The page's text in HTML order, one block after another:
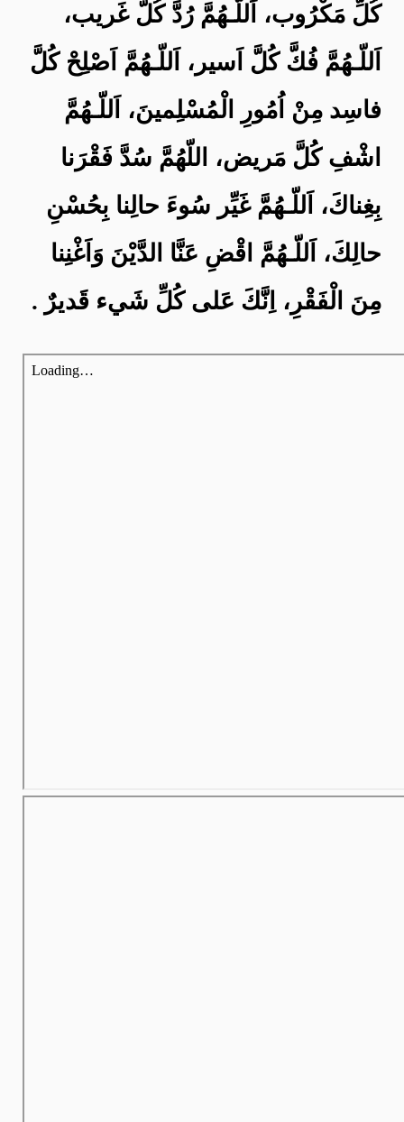
كُلِّ مَكْرُوب، اَللّـهُمَّ رُدَّ كُلَّ غَريب،
اَللّـهُمَّ فُكَّ كُلَّ اَسير، اَللّـهُمَّ اَصْلِحْ كُلَّ
فاسِد مِنْ اُمُورِ الْمُسْلِمينَ، اَللّـهُمَّ
اشْفِ كُلَّ مَريض، اللّهُمَّ سُدَّ فَقْرَنا
بِغِناكَ، اَللّـهُمَّ غَيِّر سُوءَ حالِنا بِحُسْنِ
حالِكَ، اَللّـهُمَّ اقْضِ عَنَّا الدَّيْنَ وَاَغْنِنا
مِنَ الْفَقْرِ، اِنَّكَ عَلى كُلِّ شَيء قَديرٌ .